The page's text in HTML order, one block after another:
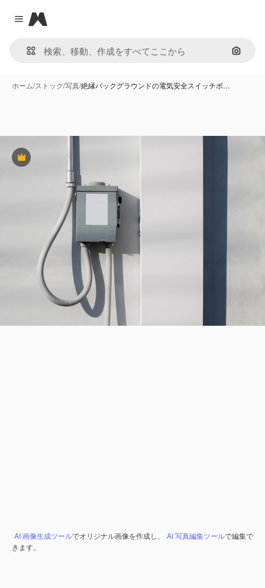
Close menu
Magnific
画像で
ホーム/ストック/写真/絶縁バックグラウンドの電気安全スイッチボ…
Premium
AI 画像生成ツールでオリジナル画像を作成し、 AI 写真編集ツールで編集で
きます。